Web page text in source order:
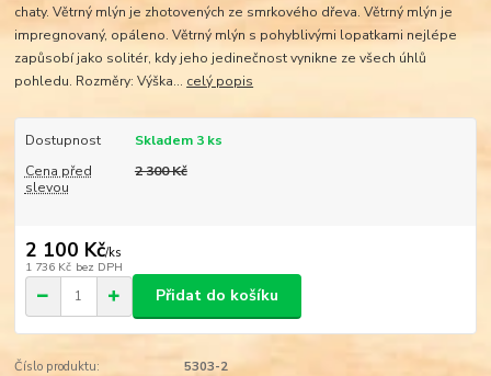
chaty. Větrný mlýn je zhotovených ze smrkového dřeva. Větrný mlýn je
impregnovaný, opáleno. Větrný mlýn s pohyblivými lopatkami nejlépe
zapůsobí jako solitér, kdy jeho jedinečnost vynikne ze všech úhlů
pohledu. Rozměry: Výška... celý popis
Dostupnost
Skladem 3 ks
Cena před
slevou
2 300 Kč
2 100 Kč/ks
1 736 Kč bez DPH
Přidat do košíku
Číslo produktu:
5303-2